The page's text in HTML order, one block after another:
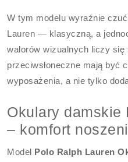
W tym modelu wyraźnie
Lauren — klasyczną, a
walorów wizualnych liczy
przeciwsłoneczne mają być
wyposażenia, a nie tylko
Okulary damskie
– komfort
Model Polo Ralph Lauren